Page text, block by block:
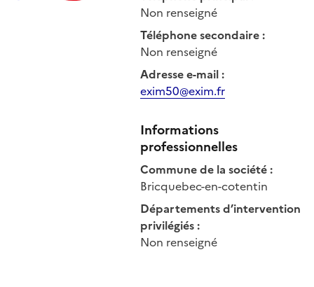
Non renseigné
Téléphone secondaire:
Non renseigné
Adresse e-mail:
exim50@exim.fr
Informations
professionnelles
Commune de la société:
Bricquebec-en-cotentin
Départements d’intervention
privilégiés:
Non renseigné